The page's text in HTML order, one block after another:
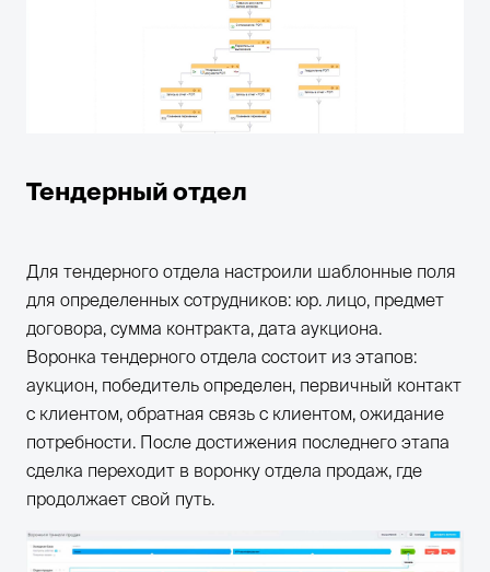
Тендерный отдел
Для тендерного отдела настроили шаблонные поля
для определенных сотрудников: юр. лицо, предмет
договора, сумма контракта, дата аукциона.
Воронка тендерного отдела состоит из этапов:
аукцион, победитель определен, первичный контакт
с клиентом, обратная связь с клиентом, ожидание
потребности. После достижения последнего этапа
сделка переходит в воронку отдела продаж, где
продолжает свой путь.